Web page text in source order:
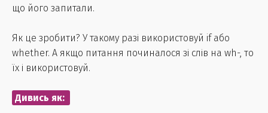
що його запитали.
Як це зробити? У такому разі використовуй if або
whether. А якщо питання починалося зі слів на wh-, то
їх і використовуй.
Дивись як: